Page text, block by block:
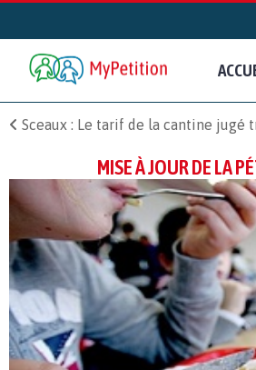
Sceaux : Le tarif de la cantine jugé
MISE À JOUR DE LA